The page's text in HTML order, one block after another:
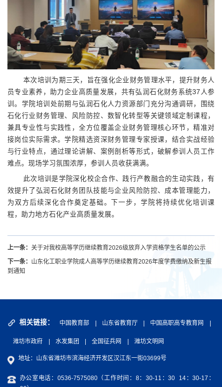
本次培训为期三天，旨在强化企业财务管理水平，提升财务人
员专业素养，助力企业高质量发展，共有弘润石化财务系统37人参
训。学院培训处前期与弘润石化人力资源部门充分沟通调研，围绕
石化行业财务管理、风险防控、数智化转型等关键领域定制课程，
兼具专业性与实践性，全方位覆盖企业财务管理核心环节，精准对
接岗位实际需求。学院精选资深财务管理专家授课，结合实战经验
与行业特点，通过理论讲解、案例剖析等形式，破解参训人员工作
难点。现场学习氛围浓厚，参训人员收获满满。
此次培训是学院深化校企合作、践行产教融合的生动实践，有
效提升了弘润石化财务团队技能与企业风险防控、成本管理能力，
为双方后续深化合作奠定基础。下一步，学院将持续优化培训课
程，助力地方石化产业高质量发展。
上一条： 关于对我校高等学历继续教育2026级放弃入学资格学生名单的公示
下一条： 山东化工职业学院成人高等学历继续教育2026年度学费缴纳及新生报
到通知
相关链接： 中国教育部 | 山东省教育厅 | 中国高职高专教育网 |
潍坊市政府 水发集团 全国征兵网 潍坊文明网
地址：山东省潍坊市滨海经济开发区汉江东一街03699号
办公室电话：0536-7575080（工作时间：8：30-11：30 14：30-17：